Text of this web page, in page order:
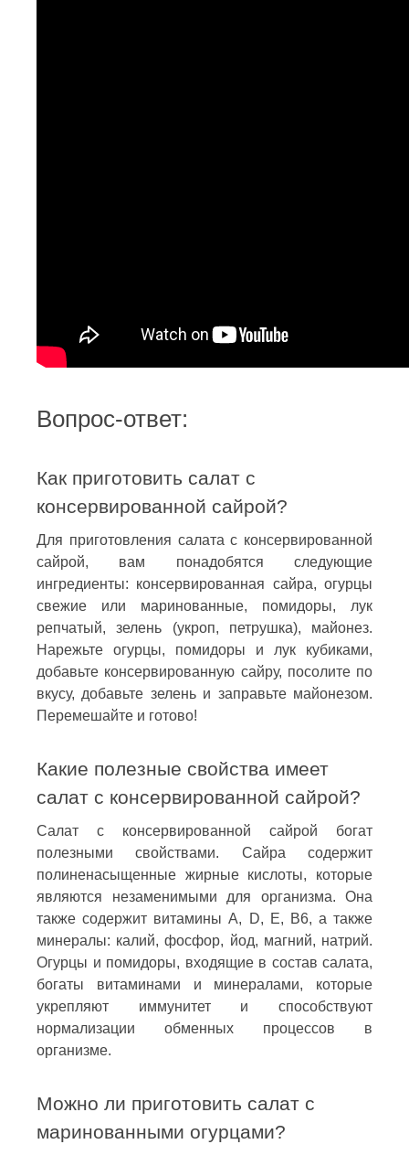
Вопрос-ответ:
Как приготовить салат с
консервированной сайрой?
Для приготовления салата с консервированной
сайрой, вам понадобятся следующие
ингредиенты: консервированная сайра, огурцы
свежие или маринованные, помидоры, лук
репчатый, зелень (укроп, петрушка), майонез.
Нарежьте огурцы, помидоры и лук кубиками,
добавьте консервированную сайру, посолите по
вкусу, добавьте зелень и заправьте майонезом.
Перемешайте и готово!
Какие полезные свойства имеет
салат с консервированной сайрой?
Салат с консервированной сайрой богат
полезными свойствами. Сайра содержит
полиненасыщенные жирные кислоты, которые
являются незаменимыми для организма. Она
также содержит витамины A, D, E, B6, а также
минералы: калий, фосфор, йод, магний, натрий.
Огурцы и помидоры, входящие в состав салата,
богаты витаминами и минералами, которые
укрепляют иммунитет и способствуют
нормализации обменных процессов в
организме.
Можно ли приготовить салат с
маринованными огурцами?